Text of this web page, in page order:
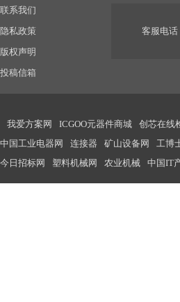
联系我们
隐私政策
版权声明
投稿信箱
客服电话
我爱方案网 ICGOO元器件商城 创芯在线
中国工业电器网
连接器 矿山设备网 工博
今日招标网
塑料机械网 农业机械 中国IT